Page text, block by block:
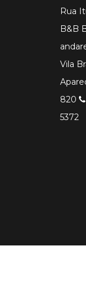
Rua
B&B
Vila
820
5372